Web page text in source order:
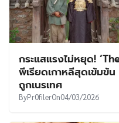
กระแสแรงไม่หยุด!
พีเรียดเกาหลีสุดเข้มข้
ถูกเนรเทศ
ByPr0filerOn04/03/2026